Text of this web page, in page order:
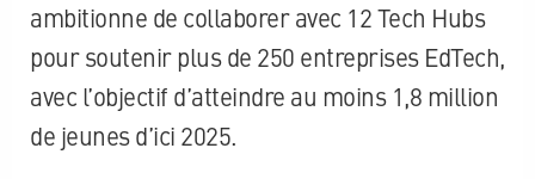
ambitionne de collaborer avec 12 Tech Hubs
pour soutenir plus de 250 entreprises EdTech,
avec l’objectif d’atteindre au moins 1,8 million
de jeunes d’ici 2025.